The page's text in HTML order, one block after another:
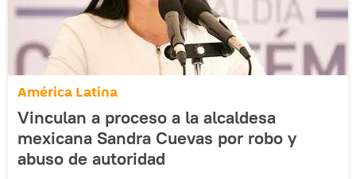
América Latina
Vinculan a proceso a la alcaldesa
mexicana Sandra Cuevas por robo y
abuso de autoridad